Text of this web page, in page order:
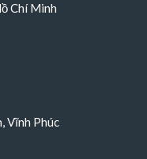
Chí Minh
Vĩnh Phúc